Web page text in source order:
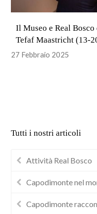
Il Museo e Real
Tefaf Maastricht (13-
27 Febbraio 2025
Tutti i nostri articoli
Attività Real Bosco
Capodimonte nel
Capodimonte